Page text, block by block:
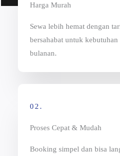
Harga Murah
Sewa lebih hemat dengan
bersahabat untuk
bulanan.
02.
Proses Cepat & Mudah
Booking simpel dan bisa